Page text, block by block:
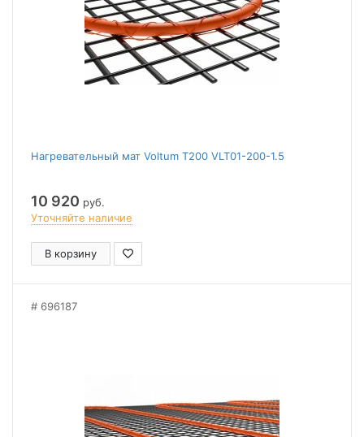
Нагревательный мат Voltum Т200 VLT01-200-1.5
10 920 руб.
Уточняйте наличие
В корзину
696187